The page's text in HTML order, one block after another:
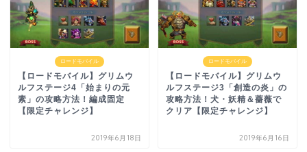
ロードモバイル
【ロードモバイル】グリムウ
ルフステージ4「始まりの元
素」の攻略方法！編成固定
【限定チャレンジ】
2019年6月18日
ロードモバイル
【ロードモバイル】グリムウ
ルフステージ3「創造の炎」の
攻略方法！犬・妖精＆薔薇で
クリア【限定チャレンジ】
2019年6月16日